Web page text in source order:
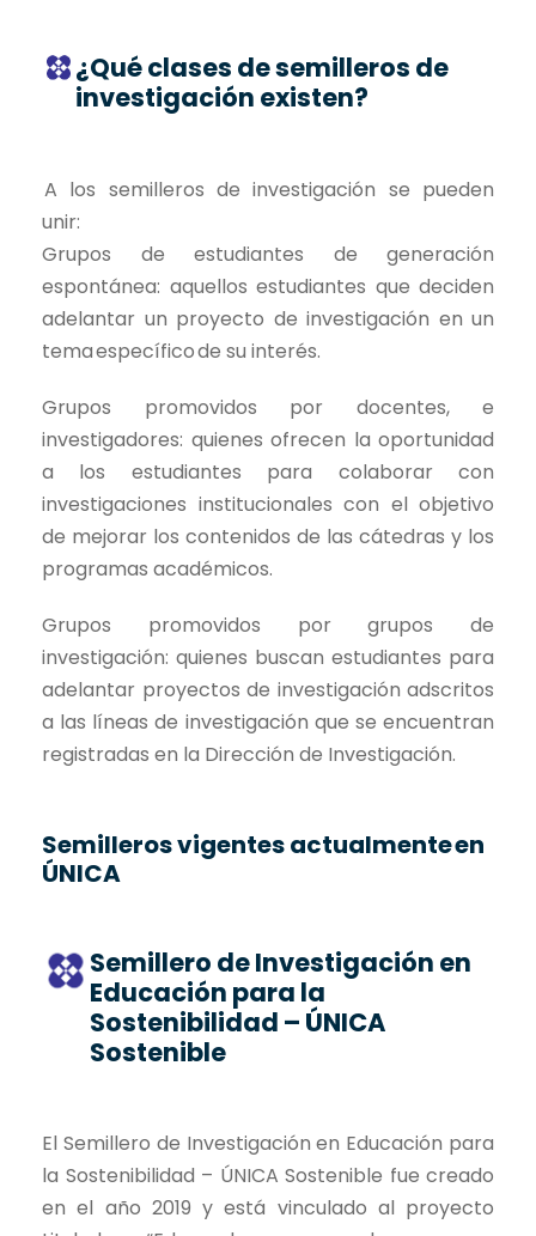
¿Qué clases de semilleros de
investigación existen?
A los semilleros de investigación se pueden
unir:
Grupos de estudiantes de generación
espontánea: aquellos estudiantes que deciden
adelantar un proyecto de investigación en un
tema específico de su interés.
Grupos promovidos por docentes, e
investigadores: quienes ofrecen la oportunidad
a los estudiantes para colaborar con
investigaciones institucionales con el objetivo
de mejorar los contenidos de las cátedras y los
programas académicos.
Grupos promovidos por grupos de
investigación: quienes buscan estudiantes para
adelantar proyectos de investigación adscritos
a las líneas de investigación que se encuentran
registradas en la Dirección de Investigación.
Semilleros vigentes actualmente en
ÚNICA
Semillero de Investigación en
Educación para la
Sostenibilidad – ÚNICA
Sostenible
El Semillero de Investigación en Educación para
la Sostenibilidad – ÚNICA Sostenible fue creado
en el año 2019 y está vinculado al proyecto